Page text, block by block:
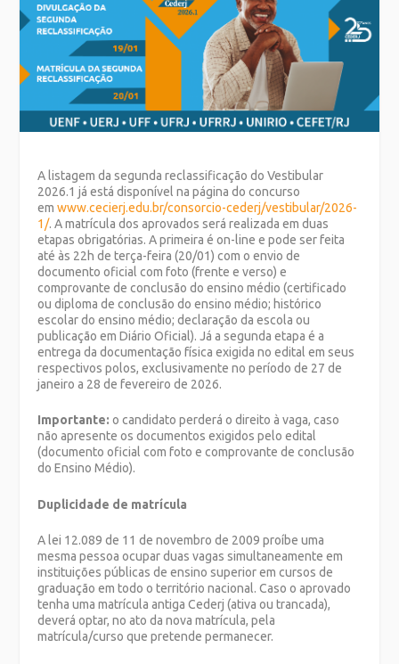
A listagem da segunda reclassificação do Vestibular
2026.1 já está disponível na página do concurso
emwww.cecierj.edu.br/consorcio-cederj/vestibular/2026-
1/. A matrícula dos aprovados será realizada em duas
etapas obrigatórias. A primeira é on-line e pode ser feita
até às 22h de terça-feira (20/01) com o envio de
documento oficial com foto (frente e verso) e
comprovante de conclusão do ensino médio (certificado
ou diploma de conclusão do ensino médio; histórico
escolar do ensino médio; declaração da escola ou
publicação em Diário Oficial). Já a segunda etapa é a
entrega da documentação física exigida no edital em seus
respectivos polos, exclusivamente no período de 27 de
janeiro a 28 de fevereiro de 2026.
Importante: o candidato perderá o direito à vaga, caso
não apresente os documentos exigidos pelo edital
(documento oficial com foto e comprovante de conclusão
do Ensino Médio).
Duplicidade de matrícula
A lei 12.089 de 11 de novembro de 2009 proíbe uma
mesma pessoa ocupar duas vagas simultaneamente em
instituições públicas de ensino superior em cursos de
graduação em todo o território nacional. Caso o aprovado
tenha uma matrícula antiga Cederj (ativa ou trancada),
deverá optar, no ato da nova matrícula, pela
matrícula/curso que pretende permanecer.